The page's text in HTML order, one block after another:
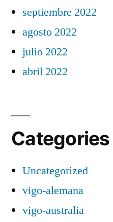
septiembre 2022
agosto 2022
julio 2022
abril 2022
Categories
Uncategorized
vigo-alemana
vigo-australia